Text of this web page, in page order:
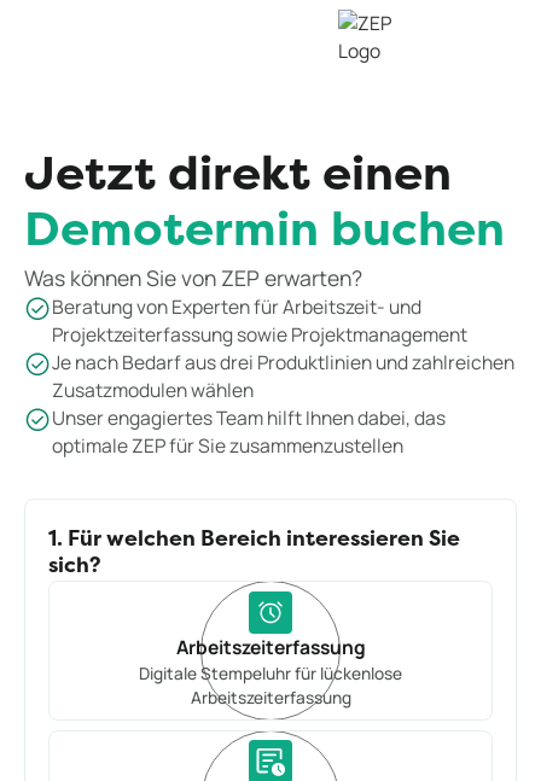
Jetzt direkt einen
Demotermin buchen
Was können Sie von ZEP erwarten?
Beratung von Experten für Arbeitszeit- und
Projektzeiterfassung sowie Projektmanagement
Je nach Bedarf aus drei Produktlinien und zahlreichen
Zusatzmodulen wählen
Unser engagiertes Team hilft Ihnen dabei, das
optimale ZEP für Sie zusammenzustellen
1. Für welchen Bereich interessieren Sie
sich?
Arbeitszeiterfassung
Digitale Stempeluhr für lückenlose
Arbeitszeiterfassung